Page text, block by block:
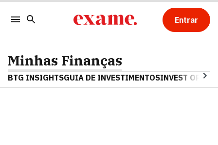
Entrar
Minhas Finanças
BTG INSIGHTSGUIA DE INVESTIMENTOSINVEST OPINA